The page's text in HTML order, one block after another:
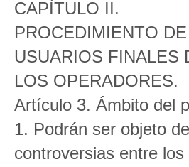
CAPÍTULO II.
PROCEDIMIENTO
USUARIOS FINALES
LOS OPERADORES.
Artículo 3. Ámbito del
1. Podrán ser objeto
controversias entre